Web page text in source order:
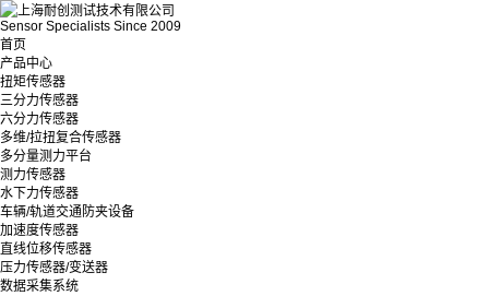
Sensor Specialists Since 2009
首页
产品中心
扭矩传感器
三分力传感器
六分力传感器
多维/拉扭复合传感器
多分量测力平台
测力传感器
水下力传感器
车辆/轨道交通防夹设备
加速度传感器
直线位移传感器
压力传感器/变送器
数据采集系统